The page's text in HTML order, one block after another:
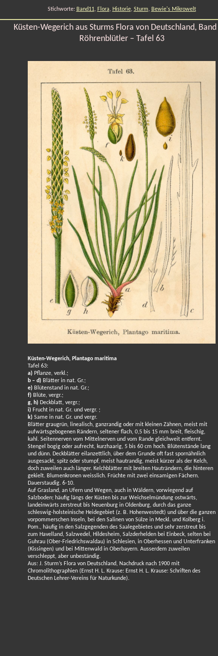
Stichworte: Band11, Flora, Historie, Sturm, Bewie's Mikrowelt
Küsten-Wegerich aus Sturms Flora von Deutschland,
Röhrenblütler – Tafel 63
Küsten-Wegerich, Plantago maritima
Tafel 63:
a) Pflanze, verkl.;
b – d) Blätter in nat. Gr.;
e) Blütenstand in nat. Gr.;
f) Blüte, vergr.;
g, h) Deckblatt, vergr.;
i) Frucht in nat. Gr. und vergr. ;
k) Same in nat. Gr. und vergr.
Blätter graugrün, linealisch, ganzrandig oder mit kleinen Zähnen, meist mit
aufwärtsgebogenen Rändern, seltener flach, 0,5 bis 15 mm breit, fleischig,
kahl. Seitennerven vom Mittelnerven und vom Rande gleichweit entfernt.
Stengel bogig oder aufrecht, kurzhaarig, 5 bis 60 cm hoch. Blütenstände lang
und dünn. Deckblätter eilanzettlich, über dem Grunde oft fast spornähnlich
ausgesackt, spitz oder stumpf, meist hautrandig, meist kürzer als der Kelch,
doch zuweilen auch länger. Kelchblätter mit breiten Hauträndern, die hinteren
gekielt. Blumenkronen weisslich. Früchte mit zwei einsamigen Fächern.
Dauerstaudig. 6-10.
Auf Grasland, an Ufern und Wegen, auch in Wäldern, vorwiegend auf
Salzboden; häufig längs der Küsten bis zur Weichselmündung ostwärts,
landeinwärts zerstreut bis Neuenburg in Oldenburg, durch das ganze
schleswig-holsteinische Heidegebiet (z. B. Hohenwestedt) und über die ganzen
vorpommerschen Inseln, bei den Salinen von Sülze in Meckl. und Kolberg i.
Pom., häufig in den Salzgegenden des Saalegebietes und sehr zerstreut bis
zum Havelland, Salzwedel, Hildesheim, Salzderhelden bei Einbeck, selten bei
Guhrau (Ober-Friedrichswaldau) in Schlesien, in Oberhessen und Unterfranken
(Kissingen) und bei Mittenwald in Oberbayern. Ausserdem zuweilen
verschleppt, aber unbeständig.
Aus: J. Sturm’s Flora von Deutschland, Nachdruck nach 1900 mit
Chromolithographien (Ernst H. L. Krause: Ernst H. L. Krause: Schriften des
Deutschen Lehrer-Vereins für Naturkunde).